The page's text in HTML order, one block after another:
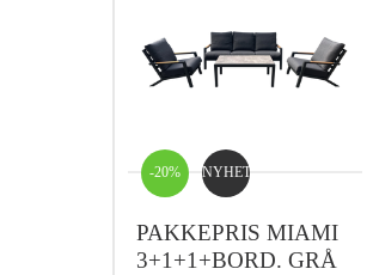
-20% NYHET
PAKKEPRIS MIAMI
3+1+1+BORD. GRÅ